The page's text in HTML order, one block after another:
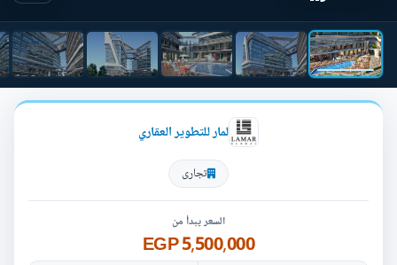
لمار للتطوير العقاري
تجارى
السعر يبدأ من
5,500,000 EGP